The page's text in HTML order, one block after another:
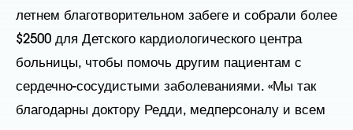
летнем благотворительном забеге и собрали более
$2500 для Детского кардиологического центра
больницы, чтобы помочь другим пациентам с
сердечно-сосудистыми заболеваниями. «Мы так
благодарны доктору Редди, медперсоналу и всем